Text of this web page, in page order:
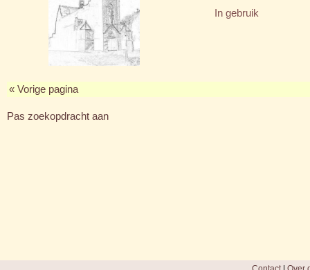
In gebruik
« Vorige pagina
Pas zoekopdracht aan
Contact| Over